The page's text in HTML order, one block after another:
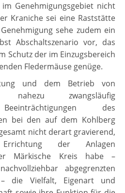
Genehmigungsgebiet nicht
Kraniche sei eine Raststätte
sehe zudem ein
Abschaltszenario vor, das
Schutz der im Einzugsbereich
Fledermäuse genüge.
und dem Betrieb von
nahezu zwangsläufig
des
bei den auf dem Kohlberg
nicht derart gravierend,
der Anlagen
Märkische Kreis habe –
abgegrenzten
– die Vielfalt, Eigenart und